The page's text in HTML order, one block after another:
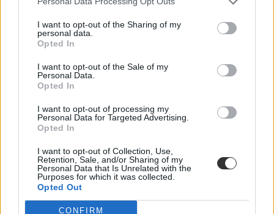
I want to opt-out of the Sharing of my
personal data.
Opted In
I want to opt-out of the Sale of my
Personal Data.
Opted In
I want to opt-out of processing my
Personal Data for Targeted Advertising.
Opted In
I want to opt-out of Collection, Use,
Retention, Sale, and/or Sharing of my
Personal Data that Is Unrelated with the
Purposes for which it was collected.
Opted Out
CONFIRM